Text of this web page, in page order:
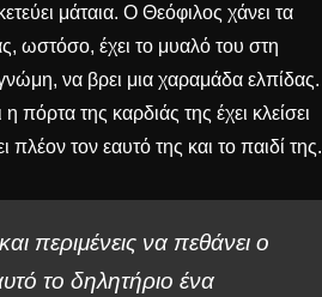
μάταια. Ο Θεόφιλος χάνει τα
ωστόσο, έχει το μυαλό του στη
να βρει μια χαραμάδα ελπίδας.
της καρδιάς της έχει κλείσει
πλέον τον εαυτό της και το παιδί της.
περιμένεις να πεθάνει ο
το δηλητήριο ένα